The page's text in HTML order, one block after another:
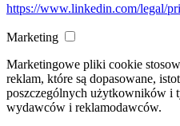
https://www.linkedin.com/legal/
Marketing
Marketingowe pliki cookie
reklam, które są dopasowane,
poszczególnych użytkowników i
wydawców i reklamodawców.